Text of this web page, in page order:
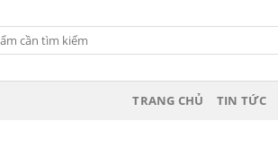
TRANG CHỦ TIN TỨC